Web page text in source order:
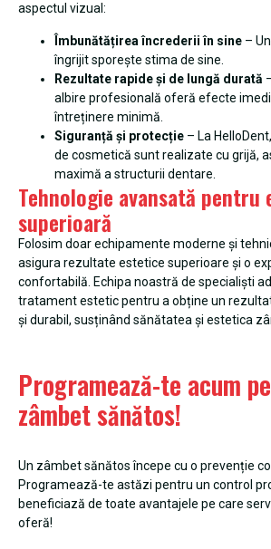
aspectul vizual:
Îmbunătățirea încrederii în sine –
îngrijit sporește stima de sine.
Rezultate rapide și de lungă durată
albire profesională oferă efecte
întreținere minimă.
Siguranță și protecție – La
de cosmetică sunt realizate cu grijă,
maximă a structurii dentare.
Tehnologie avansată pentru
superioară
Folosim doar echipamente moderne și
asigura rezultate estetice superioare și o
confortabilă. Echipa noastră de specialiști
tratament estetic pentru a obține un
și durabil, susținând sănătatea și estetica
Programează-te acum
zâmbet sănătos!
Un zâmbet sănătos începe cu o prevenție
Programează-te astăzi pentru un control
beneficiază de toate avantajele pe care
oferă!